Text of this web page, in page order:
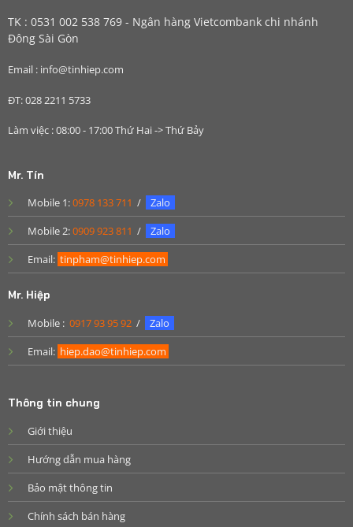
TK : 0531 002 538 769 - Ngân hàng Vietcombank chi nhánh
Đông Sài Gòn
Email : info@tinhiep.com
ĐT: 028 2211 5733
Làm việc : 08:00 - 17:00 Thứ Hai -> Thứ Bảy
Mr. Tín
Mobile 1:0978 133 711 /
Zalo
Mobile 2:0909 923 811 /
Zalo
Email: tinpham@tinhiep.com
Mr. Hiệp
Mobile : 0917 93 95 92/
Zalo
Email: hiep.dao@tinhiep.com
Thông tin chung
Giới thiệu
Hướng dẫn mua hàng
Bảo mật thông tin
Chính sách bán hàng